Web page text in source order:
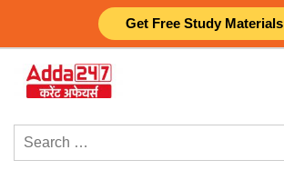
Get Free Study Materials
content
Search